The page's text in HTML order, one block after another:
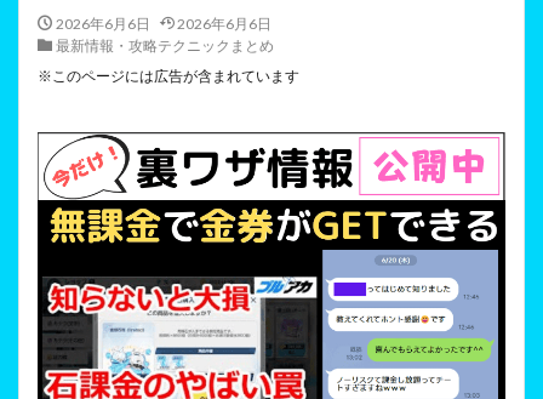
2026年6月6日
2026年6月6日
最新情報・攻略テクニックまとめ
※このページには広告が含まれています